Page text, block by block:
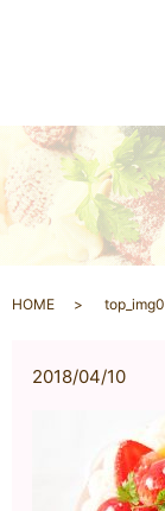
HOME
2018/04/10